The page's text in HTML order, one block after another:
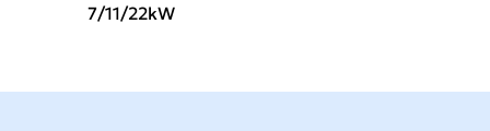
7/11/22kW